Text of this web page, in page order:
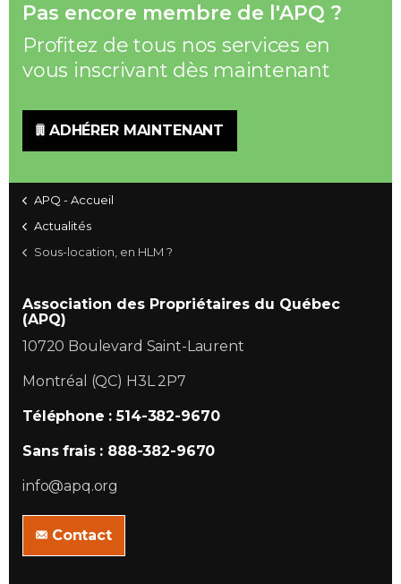
Pas encore membre de l'APQ ?
Profitez de tous nos services en
vous inscrivant dès maintenant
ADHÉRER MAINTENANT
APQ - Accueil
Actualités
Sous-location, en HLM ?
Association des Propriétaires du Québec
(APQ)
10720 Boulevard Saint-Laurent
Montréal (QC) H3L 2P7
Téléphone : 514-382-9670
Sans frais : 888-382-9670
info@apq.org
Contact